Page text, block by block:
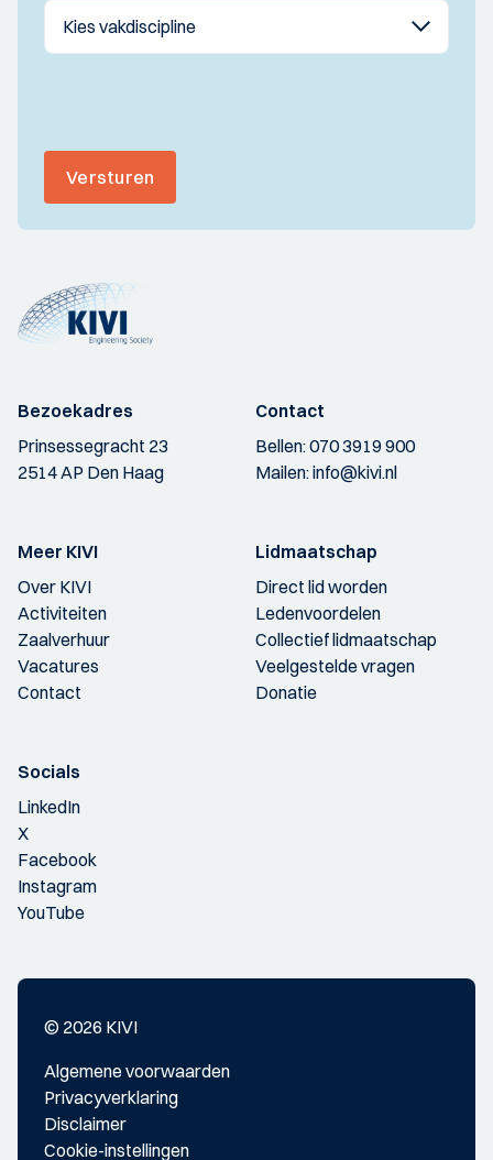
Versturen
Bezoekadres
Prinsessegracht 23
2514 AP Den Haag
Contact
Bellen:070 3919 900
Mailen:info@kivi.nl
Meer KIVI
Over KIVI
Activiteiten
Zaalverhuur
Vacatures
Contact
Lidmaatschap
Direct lid worden
Ledenvoordelen
Collectief lidmaatschap
Veelgestelde vragen
Donatie
Socials
LinkedIn
X
Facebook
Instagram
YouTube
© 2026 KIVI
Algemene voorwaarden
Privacyverklaring
Disclaimer
Cookie-instellingen